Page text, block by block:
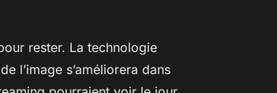
rester. La technologie
l’image s’améliorera dans